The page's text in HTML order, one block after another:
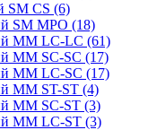
SM CS (6)
SM MPO (18)
MM LC-LC (61)
MM SC-SC (17)
MM LC-SC (17)
MM ST-ST (4)
MM SC-ST (3)
MM LC-ST (3)